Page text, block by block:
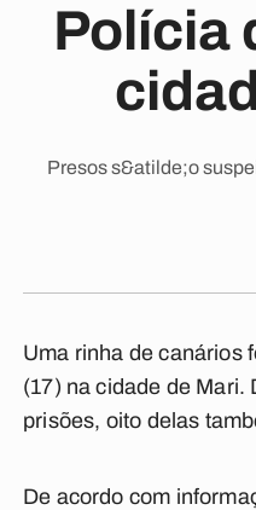
Polícia
Presos s&atilde;o
Uma rinha de canários
(17) na cidade de Mari.
prisões, oito delas
De acordo com